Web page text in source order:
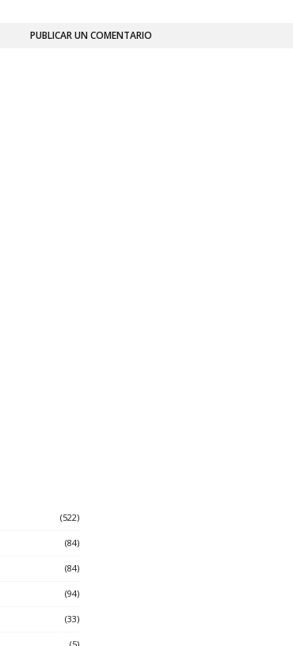
PUBLICAR UN COMENTARIO
(522)
(84)
(84)
(94)
(33)
(5)